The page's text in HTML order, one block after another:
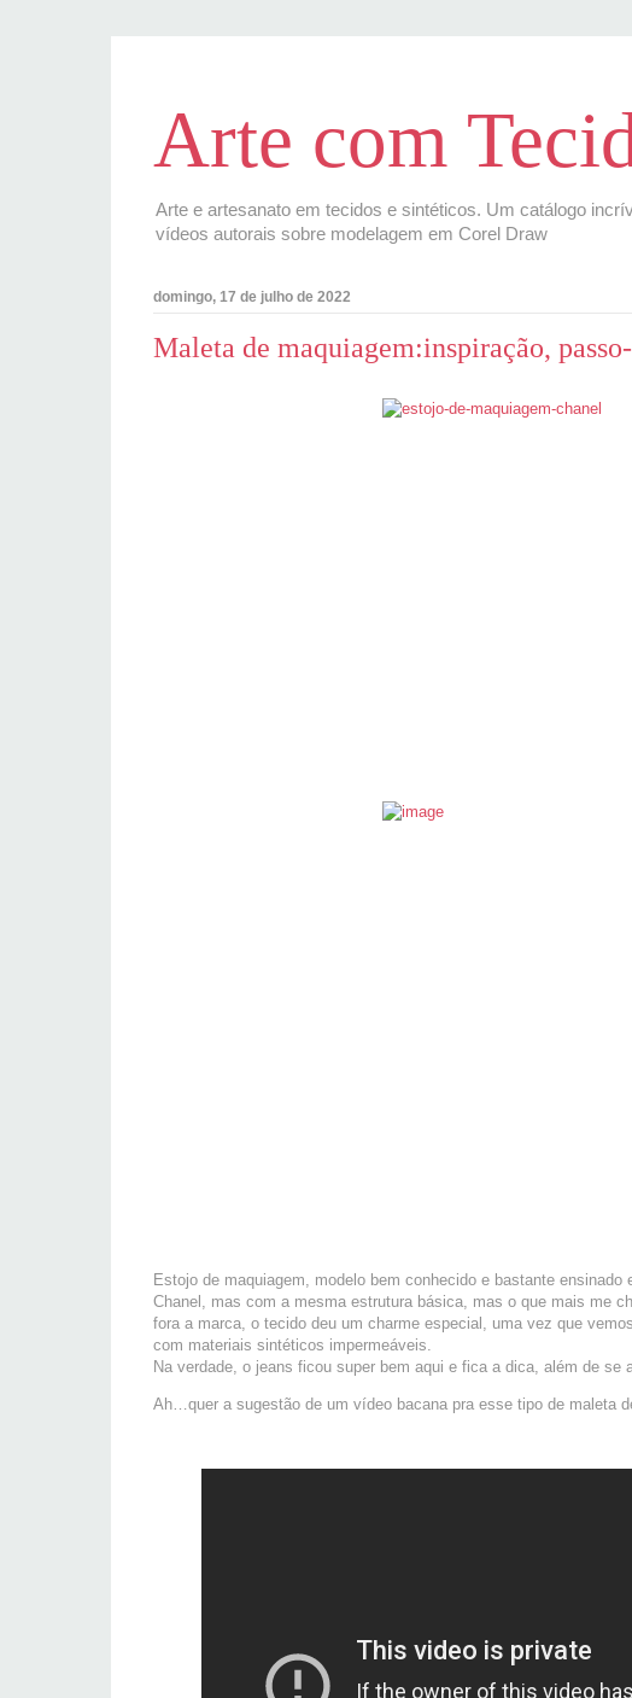
Arte com
Arte e artesanato em tecidos e sintéticos. Um catálogo
vídeos autorais sobre modelagem em Corel Draw
domingo, 17 de julho de 2022
Maleta de maquiagem:inspiração,
Estojo de maquiagem, modelo bem conhecido e bastante
Chanel, mas com a mesma estrutura básica, mas o que mais me
fora a marca, o tecido deu um charme especial, uma vez que
com materiais sintéticos impermeáveis.
Na verdade, o jeans ficou super bem aqui e fica a dica, além de
Ah…quer a sugestão de um vídeo bacana pra esse tipo de maleta